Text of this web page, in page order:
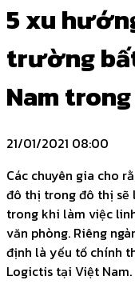
5 xu
trường
Nam
21/01/2021 08:00
Các chuyên gia cho
đô thị trong đô thị
trong khi làm việc
văn phòng. Riêng
định là yếu tố chính
Logictis tại Việt Nam.